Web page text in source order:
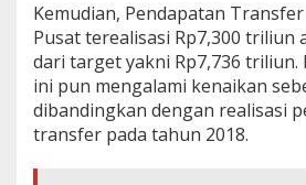
Kemudian, Pendapatan
Pusat terealisasi Rp7,300 triliun
dari target yakni Rp7,736 triliun.
ini pun mengalami kenaikan
dibandingkan dengan realisasi
transfer pada tahun 2018.